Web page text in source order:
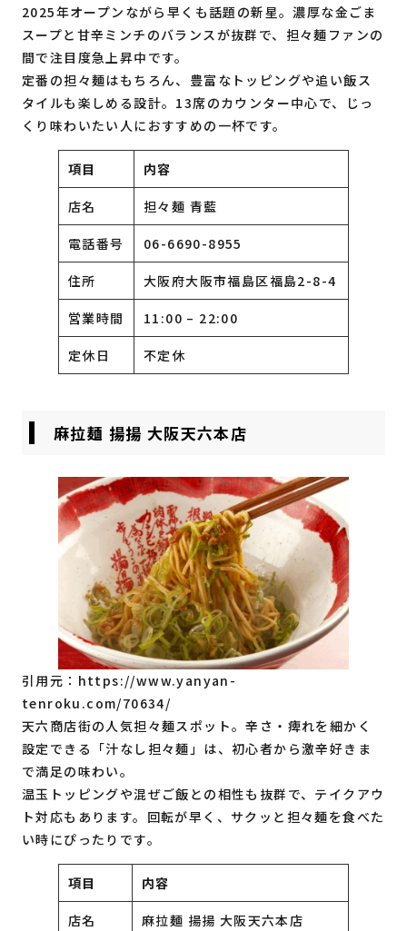
2025年オープンながら早くも話題の新星。濃厚な金ごま
スープと甘辛ミンチのバランスが抜群で、担々麺ファンの
間で注目度急上昇中です。
定番の担々麺はもちろん、豊富なトッピングや追い飯ス
タイルも楽しめる設計。13席のカウンター中心で、じっ
くり味わいたい人におすすめの一杯です。
項目 内容
店名 担々麺 青藍
電話番号 06-6690-8955
住所 大阪府大阪市福島区福島2-8-4
営業時間 11:00 – 22:00
定休日 不定休
麻拉麺 揚揚 大阪天六本店
引用元： https://www.yanyan-
tenroku.com/70634/
天六商店街の人気担々麺スポット。辛さ・痺れを細かく
設定できる「汁なし担々麺」は、初心者から激辛好きま
で満足の味わい。
温玉トッピングや混ぜご飯との相性も抜群で、テイクアウ
ト対応もあります。回転が早く、サクッと担々麺を食べた
い時にぴったりです。
項目 内容
店名 麻拉麺 揚揚 大阪天六本店